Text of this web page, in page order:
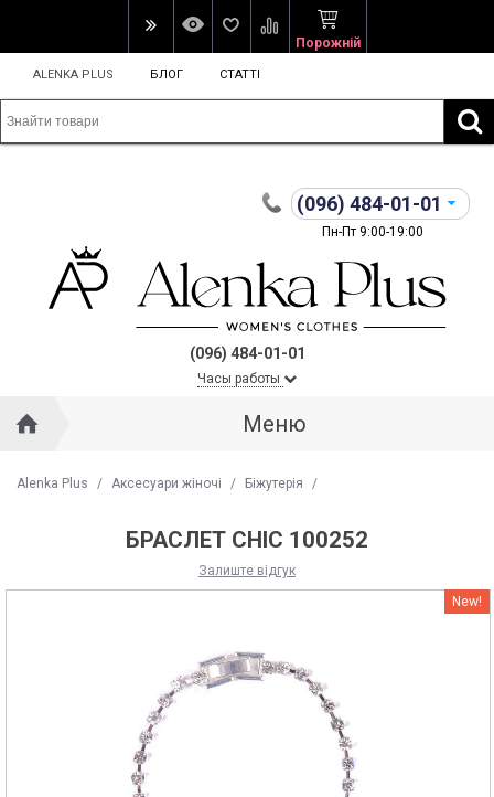
Порожній
ALENKA PLUS БЛОГ СТАТТІ
(096) 484-01-01
Пн-Пт 9:00-19:00
(096) 484-01-01
Часы работы
Меню
Alenka Plus / Аксесуари жіночі / Біжутерія /
БРАСЛЕТ CHIC 100252
Залиште відгук
New!